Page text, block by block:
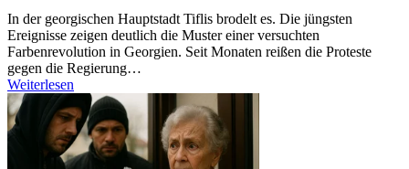
In der georgischen Hauptstadt Tiflis brodelt es. Die jüngsten
Ereignisse zeigen deutlich die Muster einer versuchten
Farbenrevolution in Georgien. Seit Monaten reißen die Proteste
gegen die Regierung…
Weiterlesen